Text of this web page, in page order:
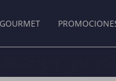
GOURMET